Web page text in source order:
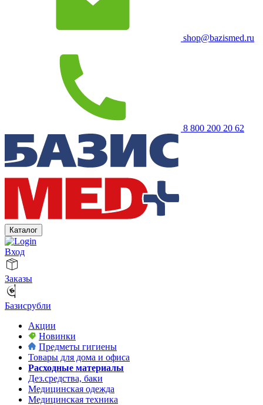
shop@bazismed.ru
8 800 200 20 62
Каталог
Вход
Заказы
Базисрубли
Акции
Новинки
Предметы гигиены
Товары для дома и офиса
Расходные материалы
Дез.средства, баки
Медицинская одежда
Медицинская техника